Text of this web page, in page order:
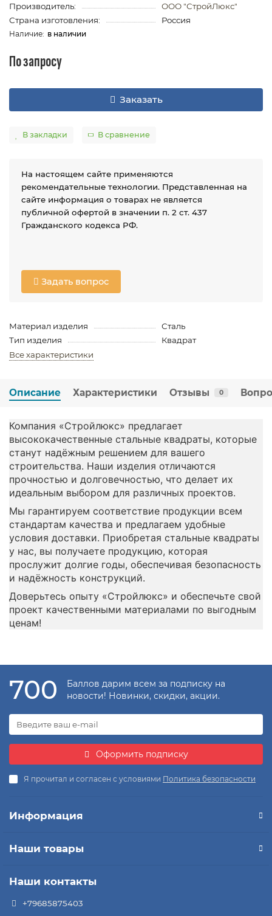
Производитель:
ООО "СтройЛюкс"
Страна изготовления:
Россия
в наличии
По запросу
Заказать
В закладки В сравнение
На настоящем сайте применяются
рекомендательные технологии. Представленная на
сайте информация о товарах не является
публичной офертой в значении п. 2 ст. 437
Гражданского кодекса РФ.
Задать вопрос
Материал изделия
Сталь
Тип изделия
Квадрат
Все характеристики
Описание Характеристики Отзывы 0
Компания «Стройлюкс» предлагает
высококачественные стальные квадраты, которые
станут надёжным решением для вашего
строительства. Наши изделия отличаются
прочностью и долговечностью, что делает их
идеальным выбором для различных проектов.
Мы гарантируем соответствие продукции всем
стандартам качества и предлагаем удобные
условия доставки. Приобретая стальные квадраты
у нас, вы получаете продукцию, которая
прослужит долгие годы, обеспечивая безопасность
и надёжность конструкций.
Доверьтесь опыту «Стройлюкс» и обеспечьте свой
проект качественными материалами по выгодным
ценам!
700
Баллов дарим всем за подписку на
новости! Новинки, скидки, акции.
Оформить подписку
Я прочитал и согласен с условиями Политика безопасности
Информация
Наши товары
Наши контакты
+79685875403